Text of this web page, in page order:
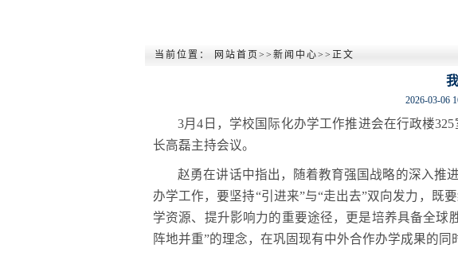
当前位置： 网站首页 >> 新闻中心>> 正文
2026-03-06
3月4日，学校国际化办学工作推进会在行政楼
长高磊主持会议。
赵勇在讲话中指出，随着教育强国战略的深入推
办学工作，要坚持“引进来”与“走出去”双向发力，既
学资源、提升影响力的重要途径，更是培养具备全球
阵地并重”的理念，在巩固现有中外合作办学成果的